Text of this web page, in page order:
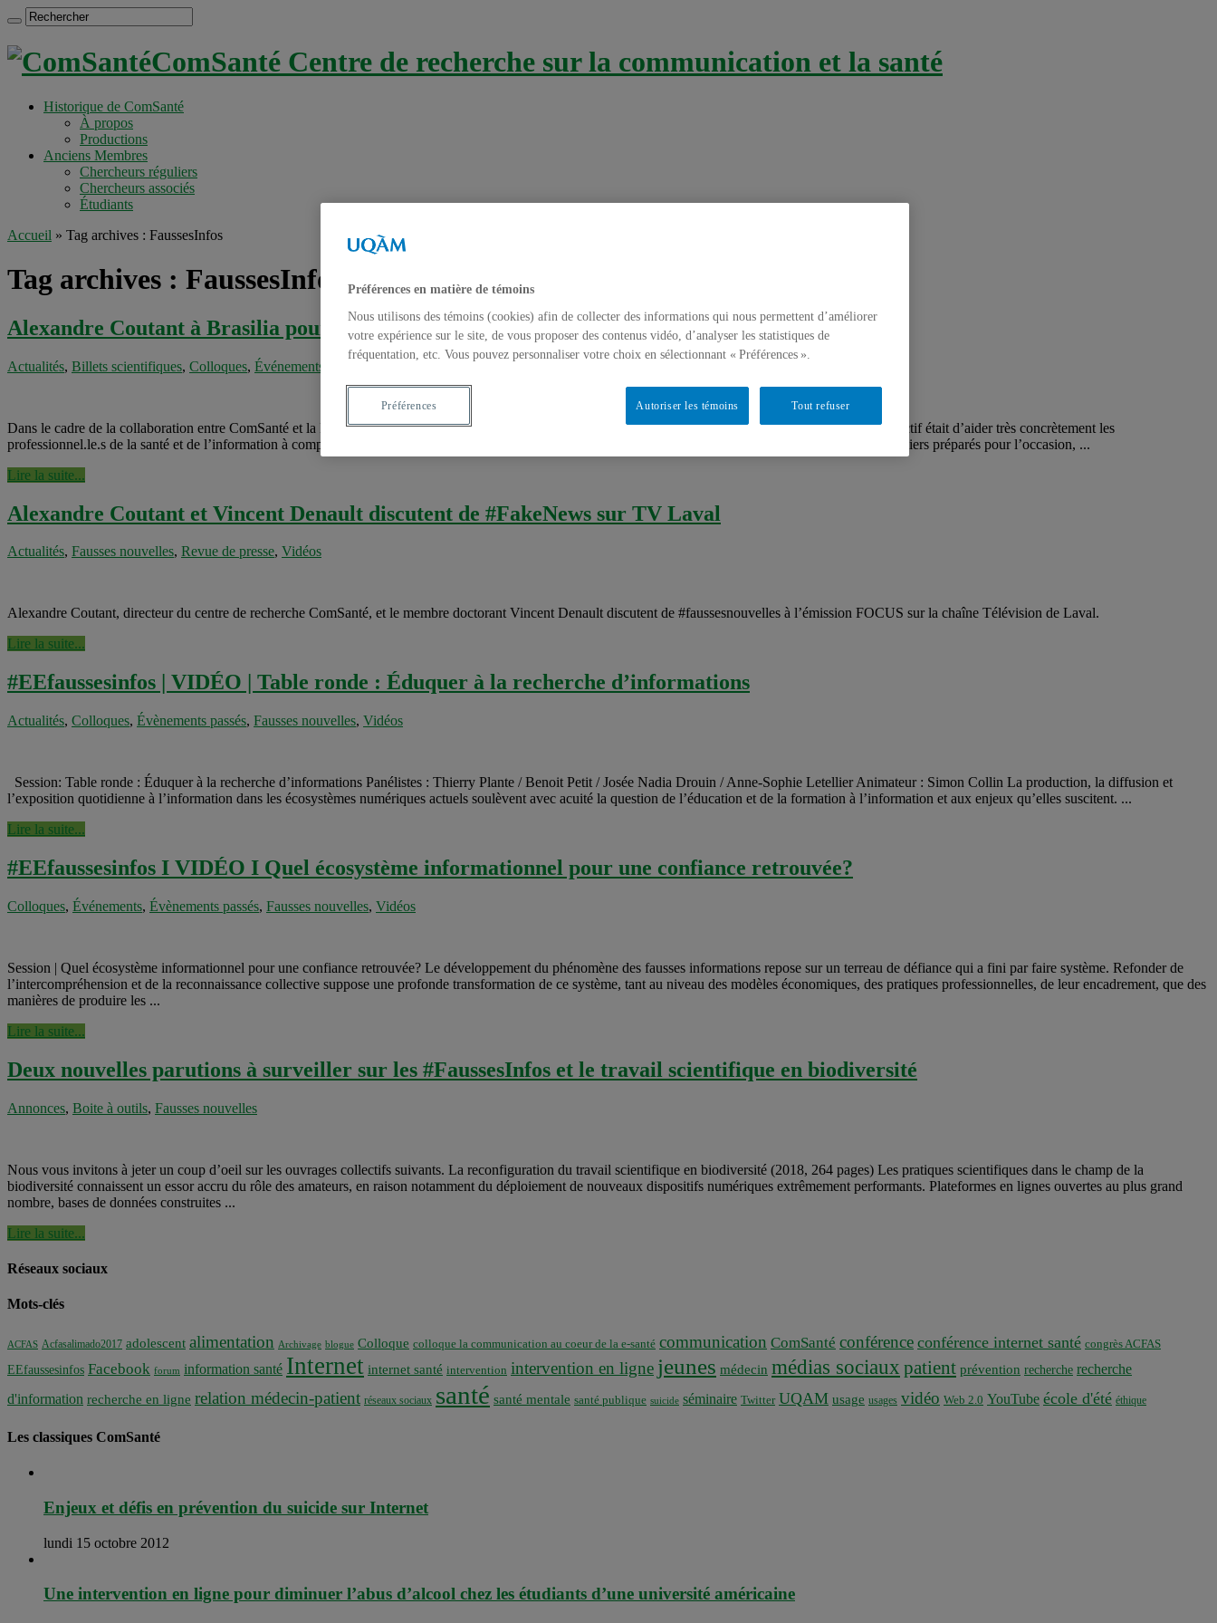
ComSanté Centre de recherche sur la communication et la santé
Historique de ComSanté
À propos
Productions
Anciens Membres
Chercheurs réguliers
Chercheurs associés
Étudiants
Accueil » Tag archives : FaussesInfos
Tag archives : FaussesInfos
Alexandre Coutant à Brasilia pour présenter un séminaire sur les #infoxs
Actualités, Billets scientifiques, Colloques, Événements Évènements passés Fausses nouvelles
Dans le cadre de la collaboration entre ComSanté et la Fondation Fiocruz, Alexandre Coutant a participé à un séminaire à propos des infoxs à Brasilia. L’objectif était d’aider très concrètement les
professionnel.le.s de la santé et de l’information à comprendre et à faire face au phénomène. Vous trouverez ci-joint les diapositives de la conférence et des ateliers préparés pour l’occasion, ...
Lire la suite...
Alexandre Coutant et Vincent Denault discutent de #FakeNews sur TV Laval
Actualités, Fausses nouvelles, Revue de presse, Vidéos
Alexandre Coutant, directeur du centre de recherche ComSanté, et le membre doctorant Vincent Denault discutent de #faussesnouvelles à l’émission FOCUS sur la chaîne Télévision de Laval.
Lire la suite...
#EEfaussesinfos | VIDÉO | Table ronde : Éduquer à la recherche d’informations
Actualités, Colloques, Évènements passés, Fausses nouvelles, Vidéos
Session: Table ronde : Éduquer à la recherche d’informations Panélistes : Thierry Plante / Benoit Petit / Josée Nadia Drouin / Anne-Sophie Letellier Animateur : Simon Collin La production, la diffusion et
l’exposition quotidienne à l’information dans les écosystèmes numériques actuels soulèvent avec acuité la question de l’éducation et de la formation à l’information et aux enjeux qu’elles suscitent. ...
Lire la suite...
#EEfaussesinfos I VIDÉO I Quel écosystème informationnel pour une confiance retrouvée?
Colloques, Événements, Évènements passés, Fausses nouvelles, Vidéos
Session | Quel écosystème informationnel pour une confiance retrouvée? Le développement du phénomène des fausses informations repose sur un terreau de défiance qui a fini par faire système. Refonder de
l’intercompréhension et de la reconnaissance collective suppose une profonde transformation de ce système, tant au niveau des modèles économiques, des pratiques professionnelles, de leur encadrement, que des
manières de produire les ...
Lire la suite...
Deux nouvelles parutions à surveiller sur les #FaussesInfos et le travail scientifique en biodiversité
Annonces, Boite à outils, Fausses nouvelles
Nous vous invitons à jeter un coup d’oeil sur les ouvrages collectifs suivants. La reconfiguration du travail scientifique en biodiversité (2018, 264 pages) Les pratiques scientifiques dans le champ de la
biodiversité connaissent un essor accru du rôle des amateurs, en raison notamment du déploiement de nouveaux dispositifs numériques extrêmement performants. Plateformes en lignes ouvertes au plus grand
nombre, bases de données construites ...
Lire la suite...
Réseaux sociaux
Mots-clés
ACFAS Acfasalimado2017 adolescent alimentation Archivage blogue Colloque colloque la communication au coeur de la e-santé communication ComSanté conférence conférence internet santé congrès ACFAS
EEfaussesinfos Facebook forum information santé Internet internet santé intervention intervention en ligne jeunes médecin médias sociaux patient prévention recherche recherche
d'information recherche en ligne relation médecin-patient réseaux sociaux santé santé mentale santé publique suicide séminaire Twitter UQAM usage usages vidéo Web 2.0 YouTube école d'été éthique
Les classiques ComSanté
Enjeux et défis en prévention du suicide sur Internet
lundi 15 octobre 2012
Une intervention en ligne pour diminuer l’abus d’alcool chez les étudiants d’une université américaine
Préférences en matière de témoins
Nous utilisons des témoins (cookies) afin de collecter des informations qui nous permettent d’améliorer
votre expérience sur le site, de vous proposer des contenus vidéo, d’analyser les statistiques de
fréquentation, etc. Vous pouvez personnaliser votre choix en sélectionnant « Préférences ».
Tout refuser
Autoriser les témoins
Préférences